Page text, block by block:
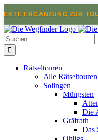
ERGÄNZUNG ZUR
Zum
Inhalt
springen
Suche
nach:
Rätseltouren
Alle Rätseltouren
Solingen
Müngsten
Die
Gräfrath
Das
Ohligs